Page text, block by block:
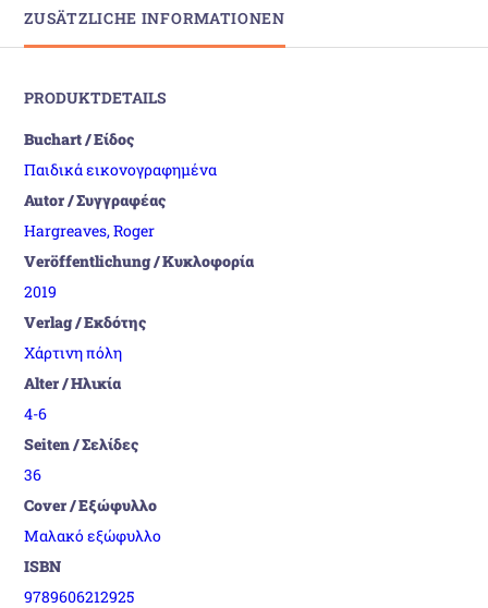
ZUSÄTZLICHE INFORMATIONEN
PRODUKTDETAILS
Buchart / Είδος
Παιδικά εικονογραφημένα
Autor / Συγγραφέας
Hargreaves, Roger
Veröffentlichung / Κυκλοφορία
2019
Verlag / Εκδότης
Χάρτινη πόλη
Alter / Ηλικία
4-6
Seiten / Σελίδες
36
Cover / Εξώφυλλο
Μαλακό εξώφυλλο
ISBN
9789606212925